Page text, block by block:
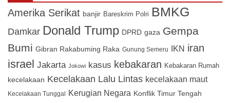
Amerika Serikat banjir Bareskrim Polri BMKG
Damkar Donald Trump DPRD gaza Gempa
Bumi Gibran Rakabuming Raka Gunung Semeru IKN iran
israel Jakarta Jokowi kasus kebakaran Kebakaran Rumah
kecelakaan Kecelakaan Lalu Lintas kecelakaan maut
Kecelakaan Tunggal Kerugian Negara Konflik Timur Tengah